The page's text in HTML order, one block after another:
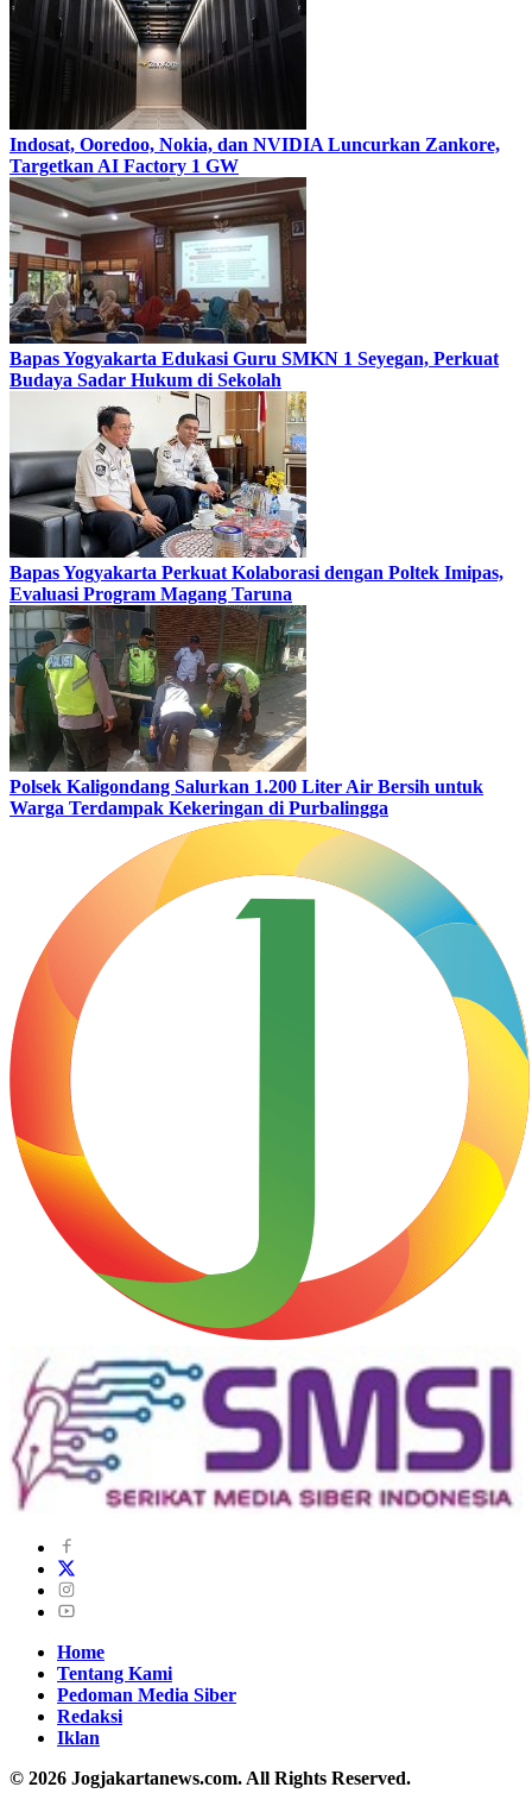
Indosat, Ooredoo, Nokia, dan NVIDIA Luncurkan Zankore,
Targetkan AI Factory 1 GW
Bapas Yogyakarta Edukasi Guru SMKN 1 Seyegan, Perkuat
Budaya Sadar Hukum di Sekolah
Bapas Yogyakarta Perkuat Kolaborasi dengan Poltek Imipas,
Evaluasi Program Magang Taruna
Polsek Kaligondang Salurkan 1.200 Liter Air Bersih untuk
Warga Terdampak Kekeringan di Purbalingga
Home
Tentang Kami
Pedoman Media Siber
Redaksi
Iklan
© 2026 Jogjakartanews.com. All Rights Reserved.